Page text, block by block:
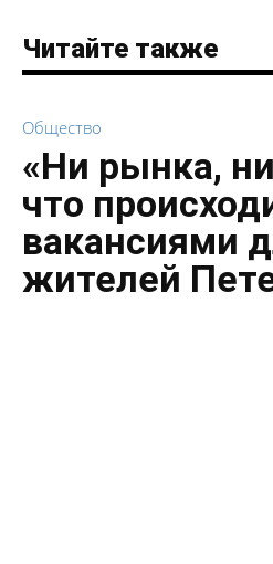
Читайте также
Общество
«Ни рынка,
что
вакансиями
жителей